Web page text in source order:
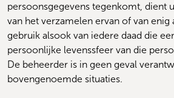
persoonsgegevens tegenkomt, dient
van het verzamelen ervan of van
gebruik alsook van iedere daad die
persoonlijke levenssfeer van die
De beheerder is in geen geval
bovengenoemde situaties.